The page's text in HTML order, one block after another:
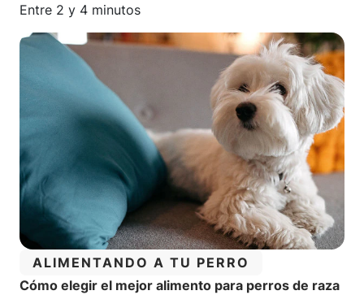
Tiempo estimado de lectura:
Entre 2 y 4 minutos
CATEGORÍA:
ALIMENTANDO A TU PERRO
Cómo elegir el mejor alimento para perros de raza